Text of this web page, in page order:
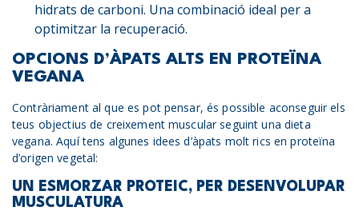
hidrats de carboni. Una combinació ideal per a
optimitzar la recuperació.
OPCIONS D’ÀPATS ALTS EN PROTEÏNA
VEGANA
Contràriament al que es pot pensar, és possible aconseguir els
teus objectius de creixement muscular seguint una dieta
vegana. Aquí tens algunes idees d’àpats molt rics en proteïna
d’origen vegetal:
UN ESMORZAR PROTEIC, PER DESENVOLUPAR
MUSCULATURA